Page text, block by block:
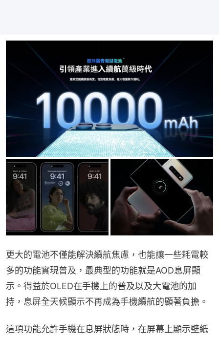
更大的電池不僅能解決續航焦慮，也能讓一些耗電較
多的功能實現普及，最典型的功能就是AOD息屏顯
示。得益於OLED在手機上的普及以及大電池的加
持，息屏全天候顯示不再成為手機續航的顯著負擔。
這項功能允許手機在息屏狀態時，在屏幕上顯示壁紙